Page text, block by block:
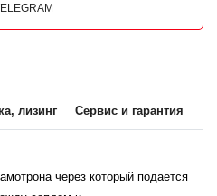
лизинг Сервис и гарантия
через который подается